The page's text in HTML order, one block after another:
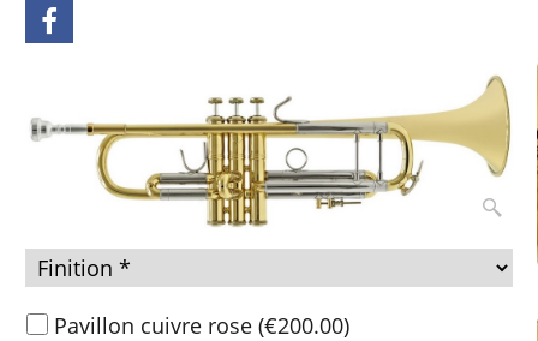
Pavillon cuivre rose (€200.00)